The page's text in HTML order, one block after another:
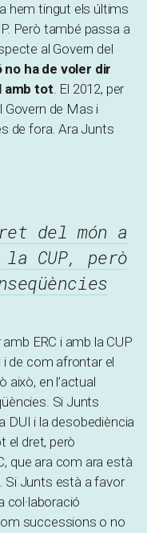
hem tingut els últims
Però també passa a
al Govern del
no ha de voler dir
amb tot. El 2012, per
Govern de Mas i
de fora. Ara Junts
del món a
CUP, però
ERC i amb la CUP
de com afrontar el
això, en l’actual
Si Junts
DUI i la desobediència
el dret, però
que ara com ara està
Si Junts està a favor
col·laboració
successions o no